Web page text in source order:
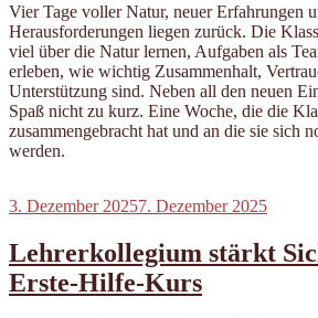
Vier Tage voller Natur, neuer Erfahrungen
Herausforderungen liegen zurück. Die
viel über die Natur lernen, Aufgaben als
erleben, wie wichtig Zusammenhalt,
Unterstützung sind. Neben all den neuen
Spaß nicht zu kurz. Eine Woche, die die
zusammengebracht hat und an die sie sich
werden.
Veröffentlicht
3. Dezember 20257. Dezember 2025
Lehrerkollegium stärkt
Erste-Hilfe-Kurs